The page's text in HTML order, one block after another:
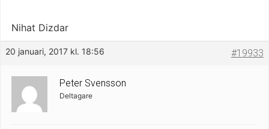
Nihat Dizdar
20 januari, 2017 kl. 18:56 #19933
Peter Svensson
Deltagare